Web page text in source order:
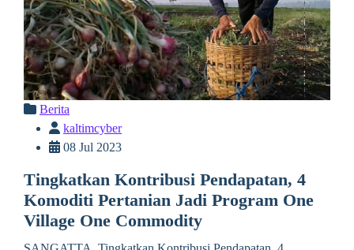
Berita
kaltimcyber
08 Jul 2023
Tingkatkan Kontribusi Pendapatan, 4
Komoditi Pertanian Jadi Program One
Village One Commodity